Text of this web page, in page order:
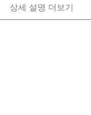
상세 설명 더보기